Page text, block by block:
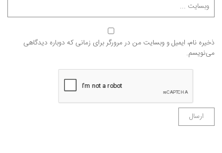
ذخیره نام، ایمیل و وبسایت من در مرورگر برای زمانی که دوباره دیدگاهی
می‌نویسم.